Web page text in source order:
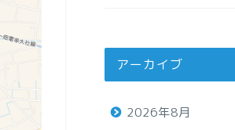
アーカイブ
2026年8月